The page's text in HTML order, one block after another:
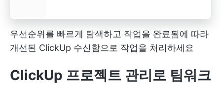
우선순위를 빠르게 탐색하고 작업을 완료됨에 따라
개선된 ClickUp 수신함으로 작업을 처리하세요
ClickUp 프로젝트 관리로 팀워크